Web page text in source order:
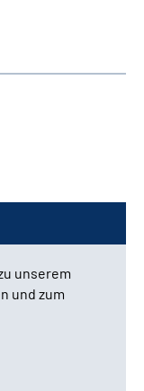
unserem
und zum